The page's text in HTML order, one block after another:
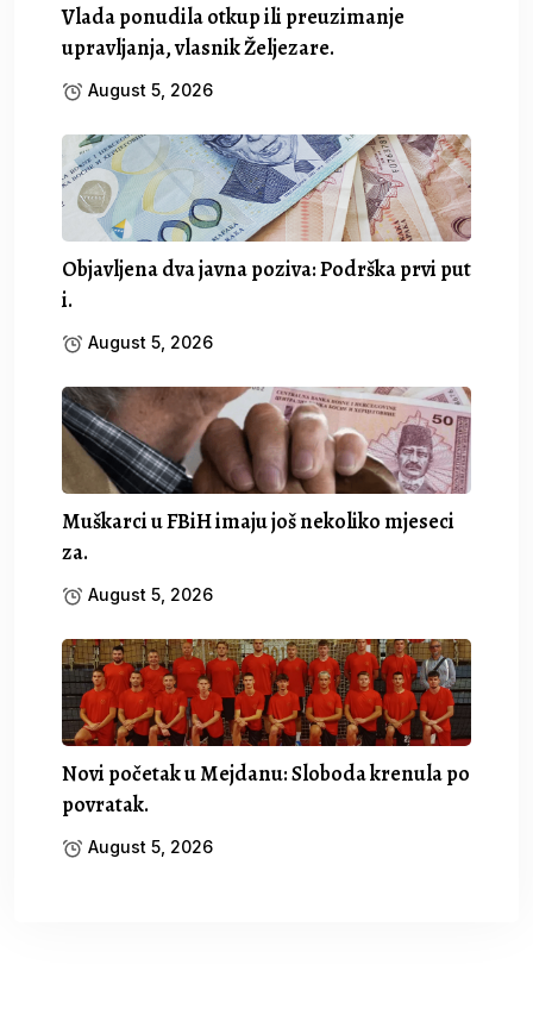
Vlada ponudila otkup ili preuzimanje
upravljanja, vlasnik Željezare.
August 5, 2026
Objavljena dva javna poziva: Podrška prvi put
i.
August 5, 2026
Muškarci u FBiH imaju još nekoliko mjeseci
za.
August 5, 2026
Novi početak u Mejdanu: Sloboda krenula po
povratak.
August 5, 2026